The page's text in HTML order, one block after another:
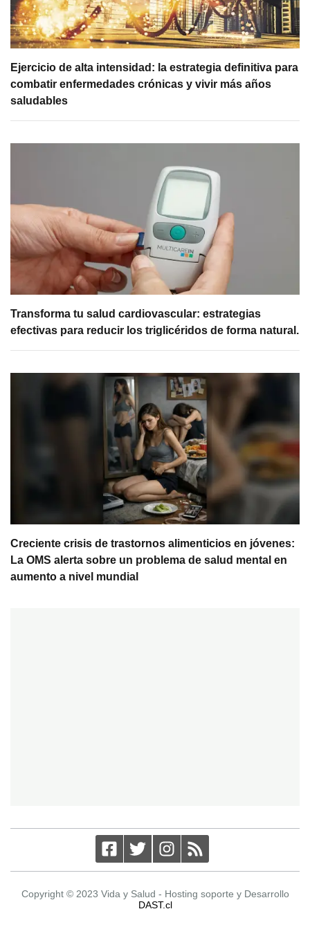
Ejercicio de alta intensidad: la estrategia definitiva para
combatir enfermedades crónicas y vivir más años
saludables
Transforma tu salud cardiovascular: estrategias
efectivas para reducir los triglicéridos de forma natural.
Creciente crisis de trastornos alimenticios en jóvenes:
La OMS alerta sobre un problema de salud mental en
aumento a nivel mundial
Copyright © 2023 Vida y Salud - Hosting soporte y Desarrollo
DAST.cl